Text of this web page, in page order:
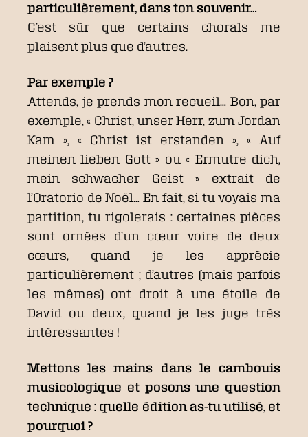
particulièrement, dans ton souvenir…
C’est sûr que certains chorals me
plaisent plus que d’autres.
Par exemple ?
Attends, je prends mon recueil… Bon, par
exemple, « Christ, unser Herr, zum Jordan
Kam », « Christ ist erstanden », « Auf
meinen lieben Gott » ou « Ermutre dich,
mein schwacher Geist » extrait de
l’Oratorio de Noël… En fait, si tu voyais ma
partition, tu rigolerais : certaines pièces
sont ornées d’un cœur voire de deux
cœurs, quand je les apprécie
particulièrement ; d’autres (mais parfois
les mêmes) ont droit à une étoile de
David ou deux, quand je les juge très
intéressantes !
Mettons les mains dans le cambouis
musicologique et posons une question
technique : quelle édition as-tu utilisé, et
pourquoi ?